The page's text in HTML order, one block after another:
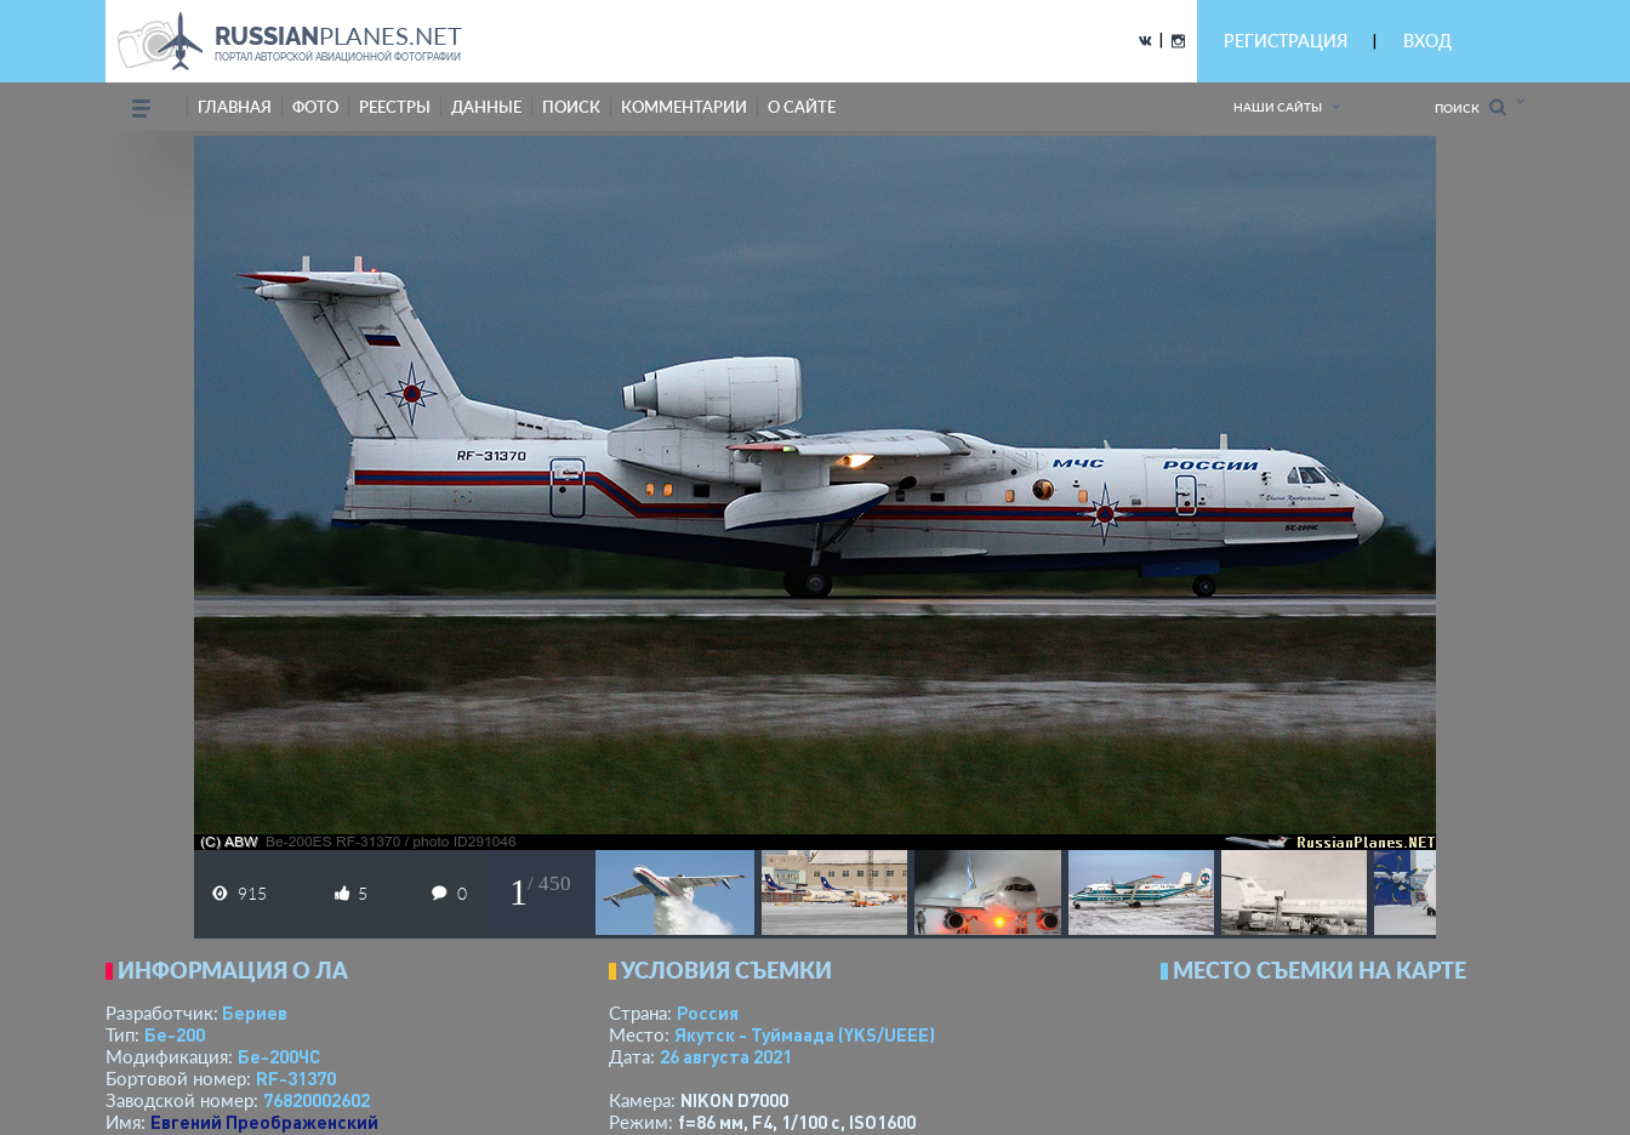
RUSSIANPLANES.NET
ПОРТАЛ АВТОРСКОЙ АВИАЦИОННОЙ ФОТОГРАФИИ
РЕГИСТРАЦИЯ ВХОД
ГЛАВНАЯ ФОТО РЕЕСТРЫ ДАННЫЕ ПОИСК КОММЕНТАРИИ О САЙТЕ НАШИ САЙТЫ ПОИСК
915 5 0 1 / 450
ИНФОРМАЦИЯ О ЛА
Разработчик: Бериев
Тип: Бе-200
Модификация: Бе-200ЧС
Бортовой номер: RF-31370
Заводской номер: 76820002602
Имя: Евгений Преображенский
УСЛОВИЯ СЪЕМКИ
Страна: Россия
Место: Якутск - Туймаада (YKS/UEEE)
Дата: 26 августа 2021
Камера: NIKON D7000
Режим: f=86 мм, F4, 1/100 с, ISO1600
МЕСТО СЪЕМКИ НА КАРТЕ